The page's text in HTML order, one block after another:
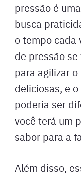
pressão é
busca
o tempo cada
de pressão
para agilizar
deliciosas, e
poderia ser
você terá um
sabor para a
Além disso,